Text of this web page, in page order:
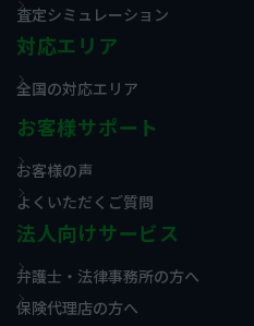
査定シミュレーション
対応エリア
全国の対応エリア
お客様サポート
お客様の声
よくいただくご質問
法人向けサービス
弁護士・法律事務所の方へ
保険代理店の方へ